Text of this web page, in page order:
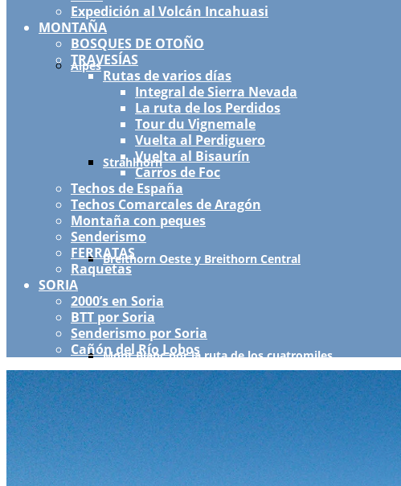
Alpes
Strahlhorn
Breithorn Oeste y Breithorn Central
Mont Blanc por la ruta de los cuatromiles
Marruecos
Expedición al Volcán Incahuasi
MONTAÑA
BOSQUES DE OTOÑO
TRAVESÍAS
Rutas de varios días
Integral de Sierra Nevada
La ruta de los Perdidos
Tour du Vignemale
Vuelta al Perdiguero
Vuelta al Bisaurín
Carros de Foc
Techos de España
Techos Comarcales de Aragón
Montaña con peques
Senderismo
FERRATAS
Raquetas
SORIA
2000’s en Soria
BTT por Soria
Senderismo por Soria
Cañón del Río Lobos